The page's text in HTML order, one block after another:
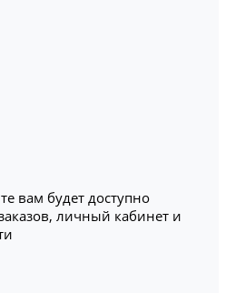
вам будет доступно
личный кабинет и